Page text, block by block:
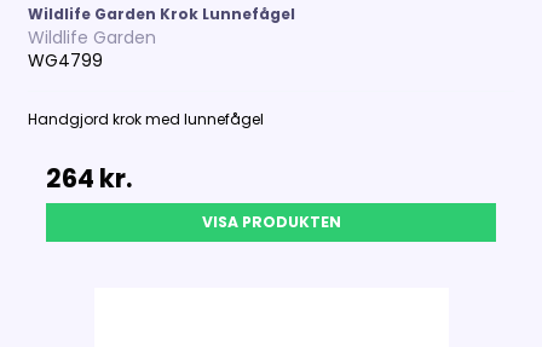
Wildlife Garden Krok Lunnefågel
Wildlife Garden
WG4799
Handgjord krok medlunnefågel
264 kr.
VISA PRODUKTEN